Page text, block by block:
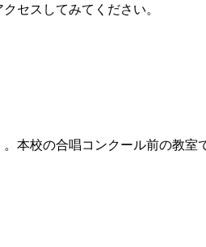
セスしてみてください。
本校の合唱コンクール前の教室